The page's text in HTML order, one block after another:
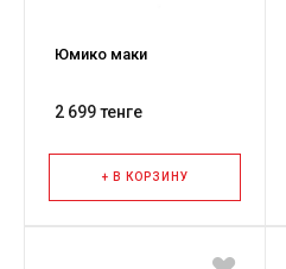
Юмико маки
2 699 тенге
+ В КОРЗИНУ